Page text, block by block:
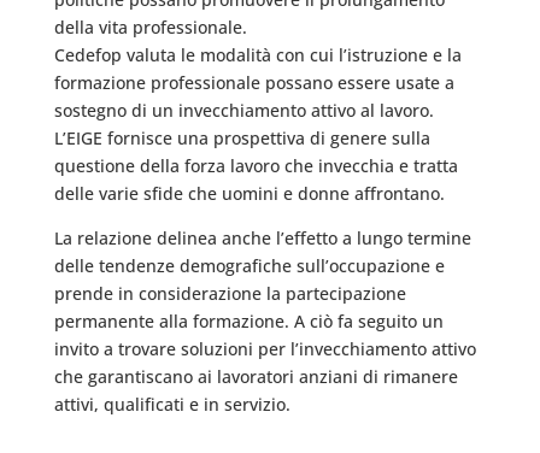
della vita professionale.
Cedefop valuta le modalità con cui l’istruzione e la
formazione professionale possano essere usate a
sostegno di un invecchiamento attivo al lavoro.
L’EIGE fornisce una prospettiva di genere sulla
questione della forza lavoro che invecchia e tratta
delle varie sfide che uomini e donne affrontano.
La relazione delinea anche l’effetto a lungo termine
delle tendenze demografiche sull’occupazione e
prende in considerazione la partecipazione
permanente alla formazione. A ciò fa seguito un
invito a trovare soluzioni per l’invecchiamento attivo
che garantiscano ai lavoratori anziani di rimanere
attivi, qualificati e in servizio.